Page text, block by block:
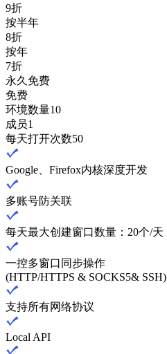
9折
按半年
8折
按年
7折
永久免费
免费
环境数量10
成员1
每天打开次数50
Google、Firefox内核深度开发
多账号防关联
每天最大创建窗口数量：20个/天
一控多窗口同步操作
(HTTP/HTTPS & SOCKS5& SSH)
支持所有网络协议
Local API